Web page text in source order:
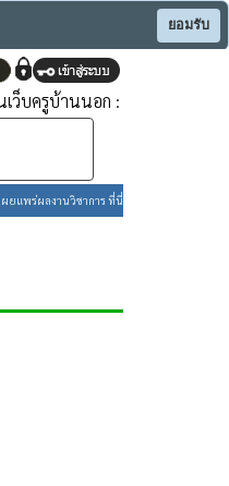
ยอมรับ
ว็บครูบ้านนอก :
ผยแพร่ผลงานวิชาการ ที่นี่